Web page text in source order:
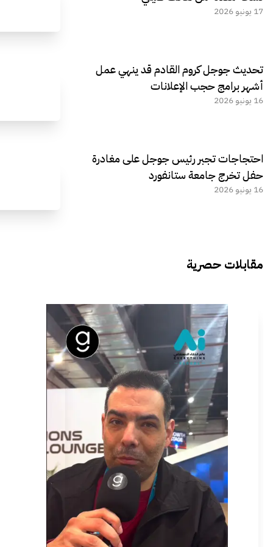
17 يونيو 2026
تحديث جوجل كروم القادم قد ينهي عمل
أشهر برامج حجب الإعلانات
16 يونيو 2026
احتجاجات تجبر رئيس جوجل على مغادرة
حفل تخرج جامعة ستانفورد
16 يونيو 2026
مقابلات حصرية